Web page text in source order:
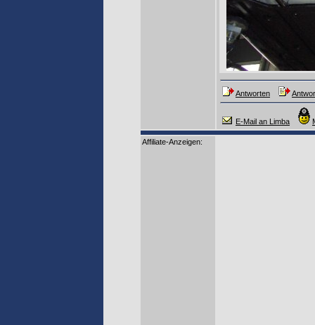
Antworten
E-Mail an Limba
Affiliate-Anzeigen: